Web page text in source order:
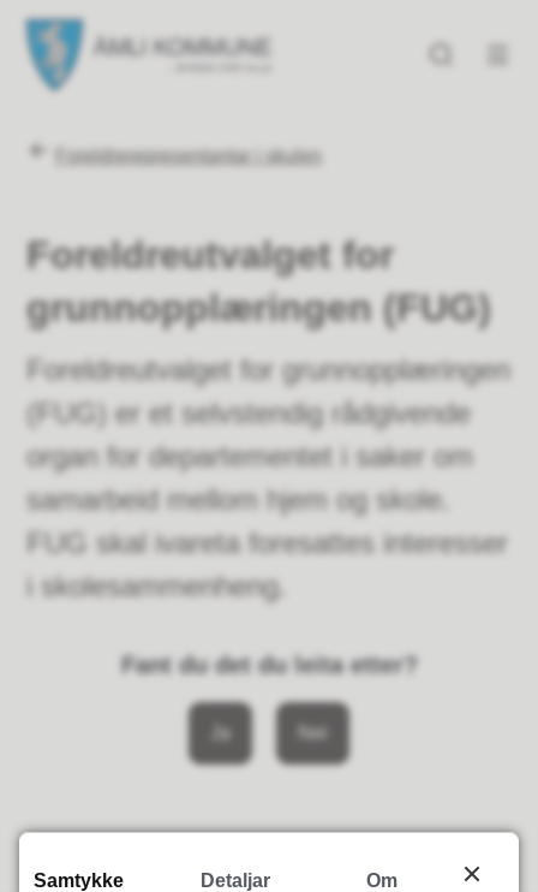
Åmli kommune
Du er her:
Foreldrerepresentantar i skulen
Foreldreutvalget for
grunnopplæringen (FUG)
Foreldreutvalget for grunnopplæringen
(FUG) er et selvstendig rådgivende
organ for departementet i saker om
samarbeid mellom hjem og skole.
FUG skal ivareta foresattes interesser
i skolesammenheng.
Fant du det du leita etter?
Ja Nei
Samtykke Detaljar Om